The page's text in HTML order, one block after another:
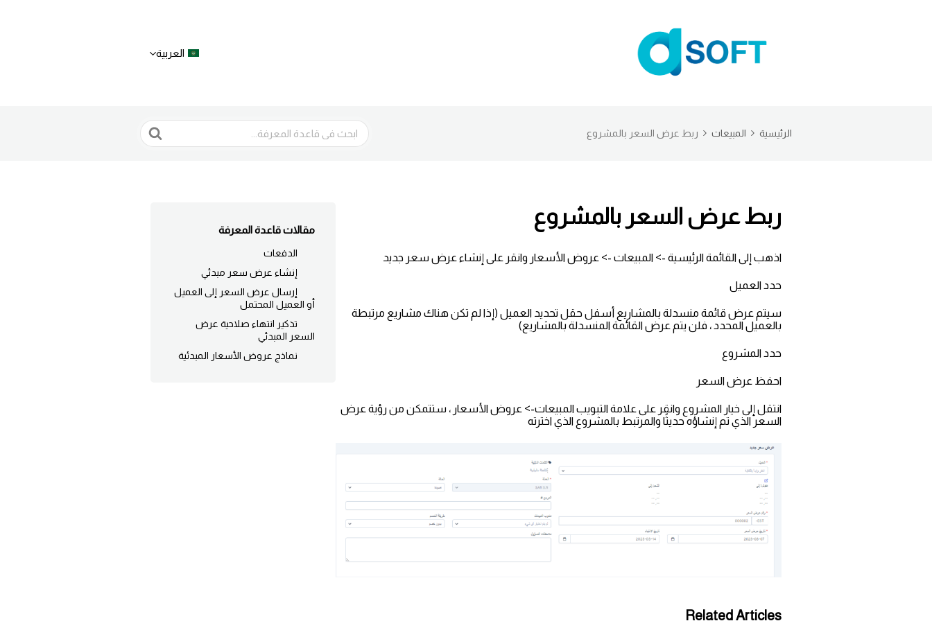
العربية
الرئيسية المبيعات ربط عرض السعر بالمشروع
البحث
ربط عرض السعر بالمشروع
اذهب إلى القائمة الرئيسية -> المبيعات -> عروض الأسعار وانقر على إنشاء عرض سعر جديد
حدد العميل
سيتم عرض قائمة منسدلة بالمشاريع أسفل حقل تحديد العميل (إذا لم تكن هناك مشاريع مرتبطة
بالعميل المحدد ، فلن يتم عرض القائمة المنسدلة بالمشاريع)
حدد المشروع
احفظ عرض السعر
انتقل إلى خيار المشروع وانقر على علامة التبويب المبيعات-> عروض الأسعار ، ستتمكن من رؤية عرض
السعر الذي تم إنشاؤه حديثًا والمرتبط بالمشروع الذي اخترته
Related Articles
مقالات قاعدة المعرفة
الدفعات
إنشاء عرض سعر مبدئي
إرسال عرض السعر إلى العميل
أو العميل المحتمل
تذكير انتهاء صلاحية عرض
السعر المبدئي
نماذج عروض الأسعار المبدئية